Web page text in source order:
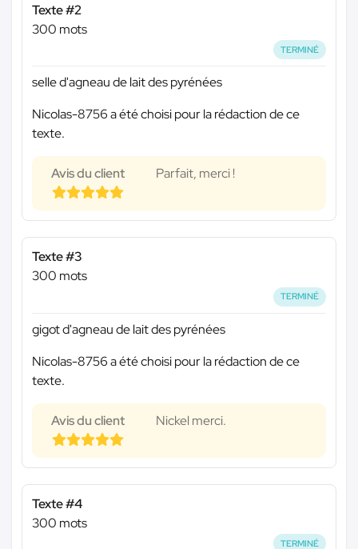
Texte #2
300 mots
TERMINÉ
selle d'agneau de lait des pyrénées
Nicolas-8756 a été choisi pour la rédaction de ce
texte.
Avis du client Parfait, merci !
Texte #3
300 mots
TERMINÉ
gigot d'agneau de lait des pyrénées
Nicolas-8756 a été choisi pour la rédaction de ce
texte.
Avis du client Nickel merci.
Texte #4
300 mots
TERMINÉ